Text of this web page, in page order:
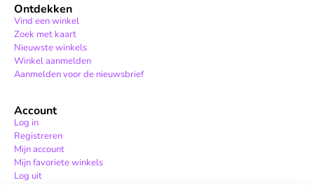
Ontdekken
Vind een winkel
Zoek met kaart
Nieuwste winkels
Winkel aanmelden
Aanmelden voor de nieuwsbrief
Account
Log in
Registreren
Mijn account
Mijn favoriete winkels
Log uit